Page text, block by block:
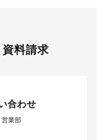
料請求
合わせ
業部